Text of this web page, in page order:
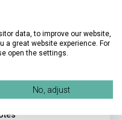
data, to improve our website,
a great website experience. For
open the settings.
No, adjust